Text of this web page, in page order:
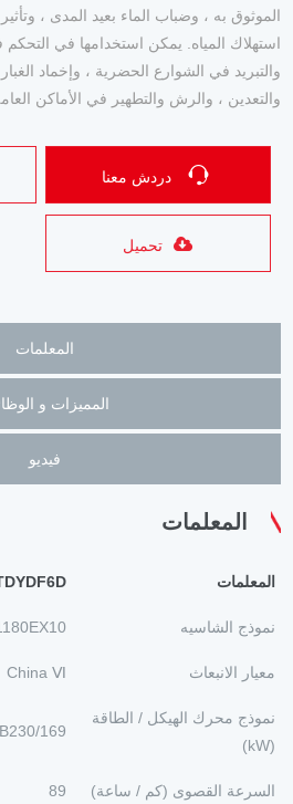
الموثوق به ، وضباب الماء بعيد المدى ،
استهلاك المياه. يمكن استخدامها في التحكم
والتبريد في الشوارع الحضرية ، وإخماد
والتعدين ، والرش والتطهير في الأماكن
دردش معنا
تحميل
المعلمات
المميزات و
فيديو
المعلمات
المعلمات
نموذج الشاسيه
معيار الانبعاث China Ⅵ
نموذج محرك الهيكل / الطاقة
(kW)
169
السرعة القصوى (كم / ساعة) 89